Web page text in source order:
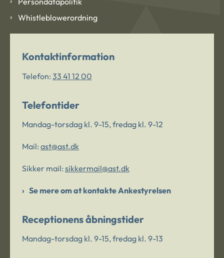
Whistleblowerordning
Kontaktinformation
Telefon: 33 41 12 00
Telefontider
Mandag-torsdag kl. 9-15, fredag kl. 9-12
Mail: ast@ast.dk
Sikker mail: sikkermail@ast.dk
Se mere om at kontakte Ankestyrelsen
Receptionens åbningstider
Mandag-torsdag kl. 9-15, fredag kl. 9-13